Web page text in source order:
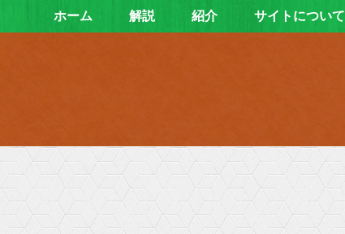
ホーム 解説 紹介 サイトについて